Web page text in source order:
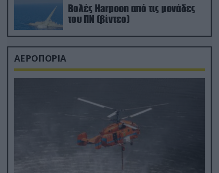
Βολές Harpoon από τις μονάδες
του ΠΝ (βίντεο)
ΑΕΡΟΠΟΡΙΑ